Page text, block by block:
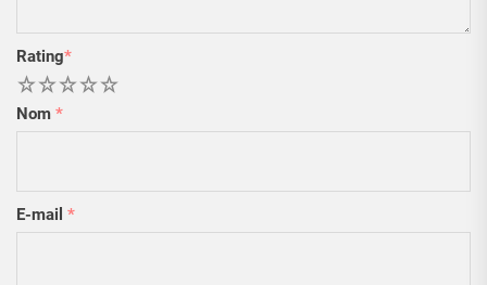
Rating*
5
4
3
2
Nom *
E-mail *